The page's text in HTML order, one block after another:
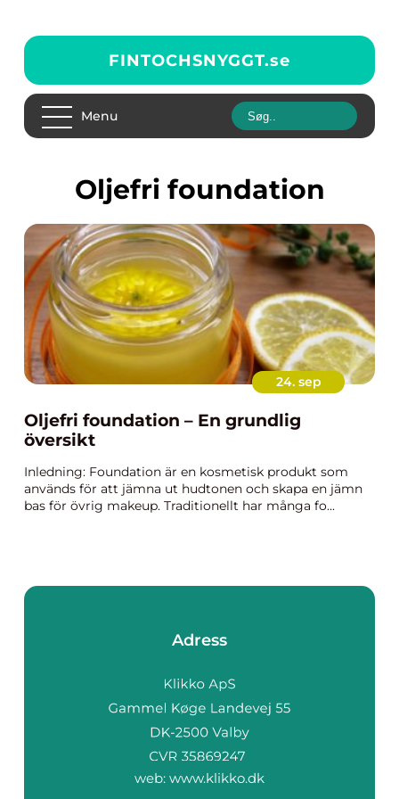
FINTOCHSNYGGT.se
Menu
oljefri foundation
24. sep
Oljefri foundation – En grundlig
översikt
Inledning: Foundation är en kosmetisk produkt som
används för att jämna ut hudtonen och skapa en jämn
bas för övrig makeup. Traditionellt har många fo...
Adress
web: www.klikko.dk